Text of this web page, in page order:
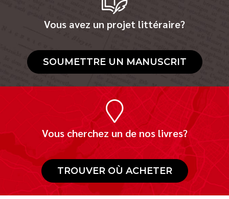
Vous avez un projet littéraire?
SOUMETTRE UN MANUSCRIT
Vous cherchez un de nos livres?
TROUVER OÙ ACHETER